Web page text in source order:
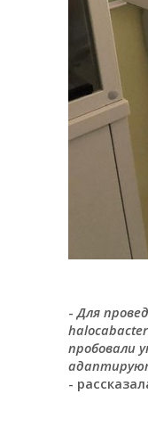
-Для
пробовали
-